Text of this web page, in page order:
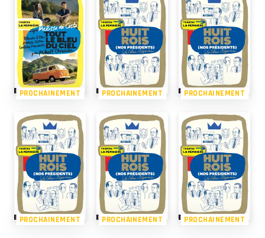
PROCHAINEMENT PROCHAINEMENT PROCHAINEMENT
PROCHAINEMENT PROCHAINEMENT PROCHAINEMENT